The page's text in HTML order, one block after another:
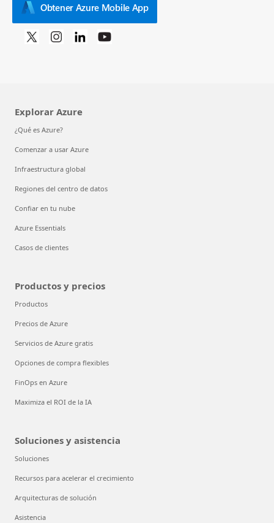
Obtener Azure Mobile App
Explorar Azure
¿Qué es Azure?
Comenzar a usar Azure
Infraestructura global
Regiones del centro de datos
Confiar en tu nube
Azure Essentials
Casos de clientes
Productos y precios
Productos
Precios de Azure
Servicios de Azure gratis
Opciones de compra flexibles
FinOps en Azure
Maximiza el ROI de la IA
Soluciones y asistencia
Soluciones
Recursos para acelerar el crecimiento
Arquitecturas de solución
Asistencia